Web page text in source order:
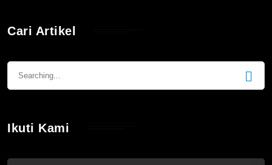
Cari Artikel
Ikuti Kami